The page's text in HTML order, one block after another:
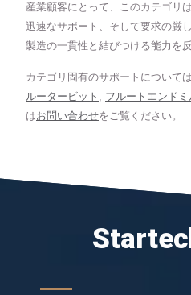
産業顧客にとって、このカテゴリ
迅速なサポート、そして要求の厳
製造の一貫性と結びつける能力を
カテゴリ固有のサポートについて
ルータービット , フルートエンドミ
はお問い合わせをご覧ください。